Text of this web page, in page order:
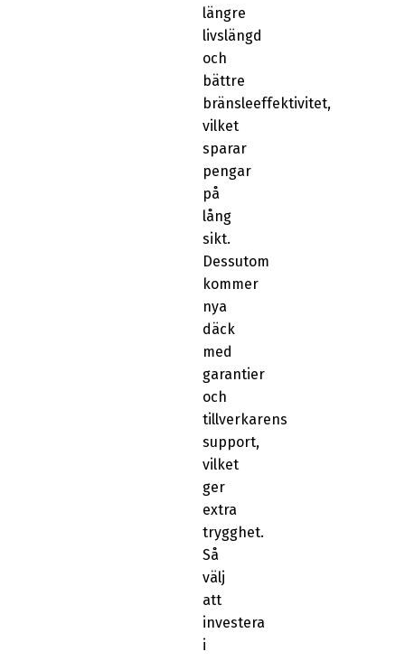
längre
livslängd
och
bättre
bränsleeffektivitet,
vilket
sparar
pengar
på
lång
sikt.
Dessutom
kommer
nya
däck
med
garantier
och
tillverkarens
support,
vilket
ger
extra
trygghet.
Så
välj
att
investera
i